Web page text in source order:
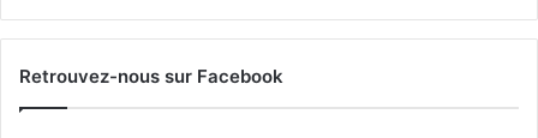
Retrouvez-nous sur Facebook